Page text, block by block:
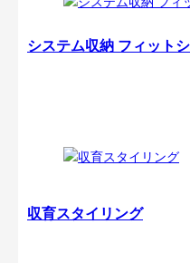
システム収納 フィット
収育スタイリング